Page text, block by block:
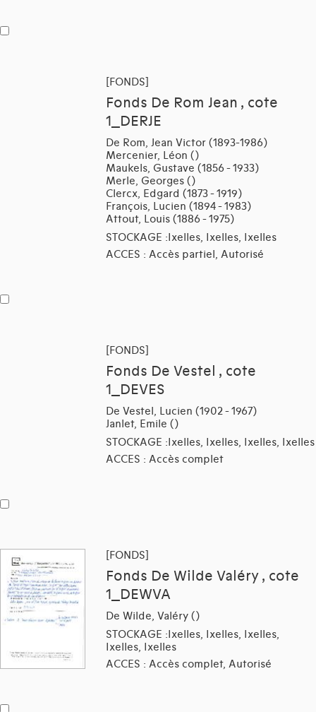
[FONDS]
Fonds De Rom Jean , cote
1_DERJE
De Rom, Jean Victor (1893-1986)
Mercenier, Léon ()
Maukels, Gustave (1856 - 1933)
Merle, Georges ()
Clercx, Edgard (1873 - 1919)
François, Lucien (1894 - 1983)
Attout, Louis (1886 - 1975)
STOCKAGE :Ixelles, Ixelles, Ixelles
ACCES : Accès partiel, Autorisé
[FONDS]
Fonds De Vestel , cote
1_DEVES
De Vestel, Lucien (1902 - 1967)
Janlet, Emile ()
STOCKAGE :Ixelles, Ixelles, Ixelles, Ixelles
ACCES : Accès complet
[FONDS]
Fonds De Wilde Valéry , cote
1_DEWVA
De Wilde, Valéry ()
STOCKAGE :Ixelles, Ixelles, Ixelles,
Ixelles, Ixelles
ACCES : Accès complet, Autorisé